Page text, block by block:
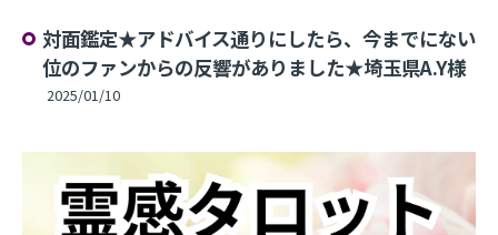
対面鑑定★アドバイス通りにしたら、今までにない
位のファンからの反響がありました★埼玉県A.Y様
2025/01/10